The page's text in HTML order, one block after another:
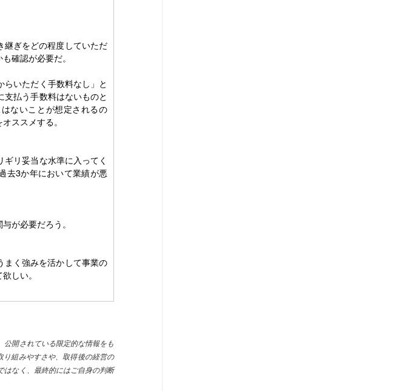
継ぎをどの程度していただ
確認が必要だ。
らいただく手数料なし」と
支払う手数料はないものと
ないことが想定されるの
ススメする。
リ妥当な水準に入ってく
去3か年において業績が悪
が必要だろう。
まく強みを活かして事業の
しい。
公開されている限定的な情報をも
り組みやすさや、取得後の経営の
はなく、最終的にはご自身の判断